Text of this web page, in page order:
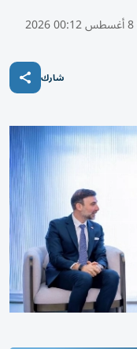
8 أغسطس 00:12 2026
شارك